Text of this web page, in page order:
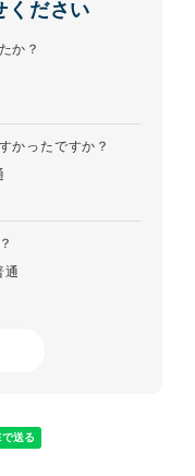
ください
か？
かったですか？
通